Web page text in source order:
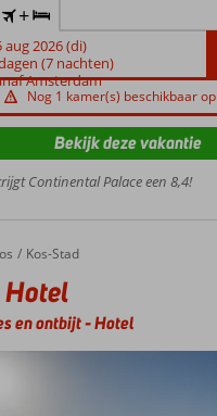
+
aug 2026 (di)
(7 nachten)
Amsterdam
Nog 1 kamer(s) beschikbaar
Continental Palace een 8,4!
Bekijk deze vakantie
Kos-Stad
en ontbijt-Hotel